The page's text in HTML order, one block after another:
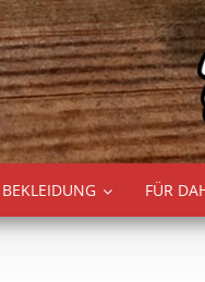
BEKLEIDUNG FÜR